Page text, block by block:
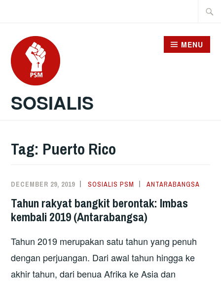
content
SOSIALIS
MENU
Tag: Puerto Rico
DECEMBER 29, 2019 SOSIALIS PSM ANTARABANGSA
Tahun rakyat bangkit berontak: Imbas
kembali 2019 (Antarabangsa)
Tahun 2019 merupakan satu tahun yang penuh
dengan perjuangan. Dari awal tahun hingga ke
akhir tahun, dari benua Afrika ke Asia dan